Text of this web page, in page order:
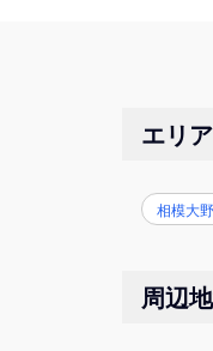
エリ
相模大
周辺